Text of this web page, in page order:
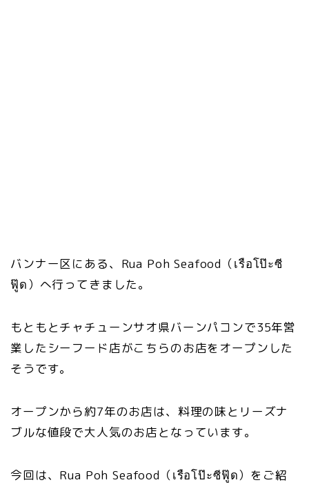
バンナー区にある、Rua Poh Seafood（เรือโป๊ะซี
ฟู๊ด）へ行ってきました。
もともとチャチューンサオ県バーンパコンで35年営
業したシーフード店がこちらのお店をオープンした
そうです。
オープンから約7年のお店は、料理の味とリーズナ
ブルな値段で大人気のお店となっています。
今回は、Rua Poh Seafood（เรือโป๊ะซีฟู๊ด）をご紹